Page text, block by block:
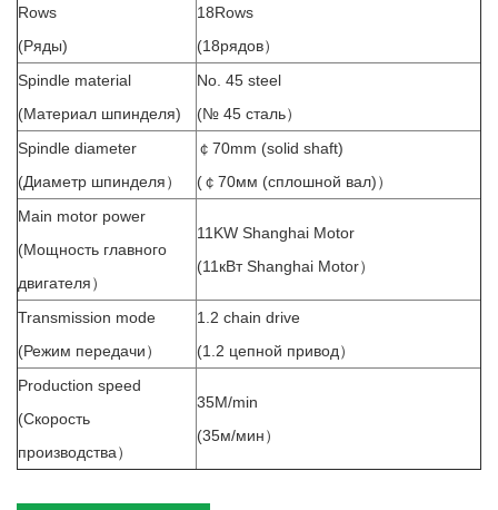
Rows
(Ряды)
18Rows
(18рядов）
Spindle material
(Материал шпинделя)
No. 45 steel
(№ 45 сталь）
Spindle diameter
(Диаметр шпинделя）
￠70mm (solid shaft)
(￠70мм (сплошной вал)）
Main motor power
(Мощность главного
двигателя）
11KW Shanghai Motor
(11кВт Shanghai Motor）
Transmission mode
(Режим передачи）
1.2 chain drive
(1.2 цепной привод）
Production speed
(Скорость
производства）
35M/min
(35м/мин）